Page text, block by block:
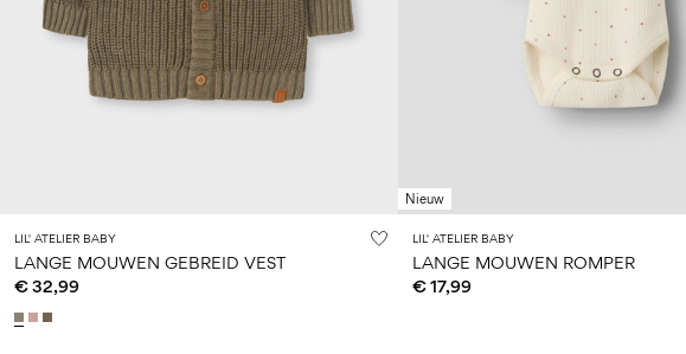
LIL' ATELIER BABY
LANGE MOUWEN GEBREID VEST
€ 32,99
Nieuw
LIL' ATELIER BABY
LANGE MOUWEN ROMPER
€ 17,99